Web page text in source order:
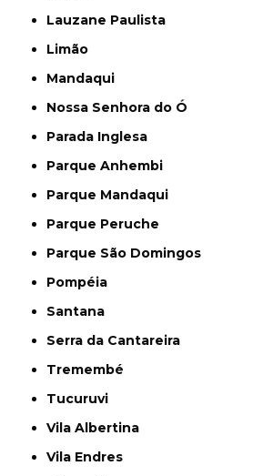
Lauzane Paulista
Limão
Mandaqui
Nossa Senhora do Ó
Parada Inglesa
Parque Anhembi
Parque Mandaqui
Parque Peruche
Parque São Domingos
Pompéia
Santana
Serra da Cantareira
Tremembé
Tucuruvi
Vila Albertina
Vila Endres